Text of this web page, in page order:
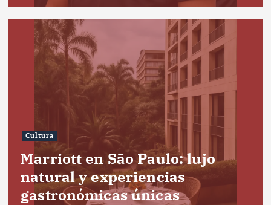
Cultura
Marriott en São Paulo: lujo
natural y experiencias
gastronómicas únicas